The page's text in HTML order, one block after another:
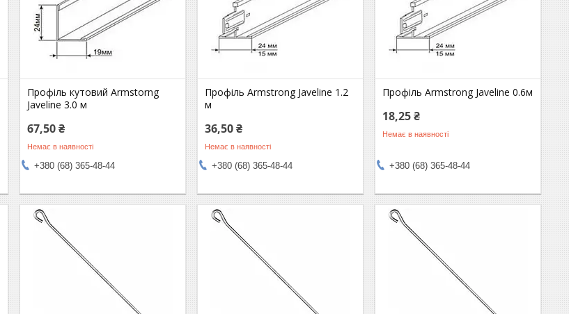
Профіль кутовий Armstorng
Javeline 3.0 м
67,50 ₴
Немає в наявності
+380 (68) 365-48-44
Профіль Armstrong Javeline 1.2
м
36,50 ₴
Немає в наявності
+380 (68) 365-48-44
Профіль Armstrong Javeline 0.6м
18,25 ₴
Немає в наявності
+380 (68) 365-48-44